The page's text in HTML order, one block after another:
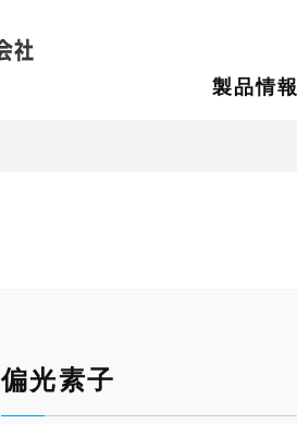
製品情報
偏光素子